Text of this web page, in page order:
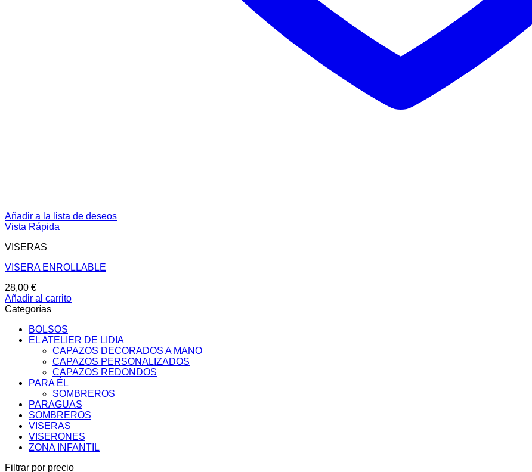
Añadir a la lista de deseos
Vista Rápida
VISERAS
VISERA ENROLLABLE
28,00 €
Añadir al carrito
Categorías
BOLSOS
EL ATELIER DE LIDIA
CAPAZOS DECORADOS A MANO
CAPAZOS PERSONALIZADOS
CAPAZOS REDONDOS
PARA ÉL
SOMBREROS
PARAGUAS
SOMBREROS
VISERAS
VISERONES
ZONA INFANTIL
Filtrar por precio